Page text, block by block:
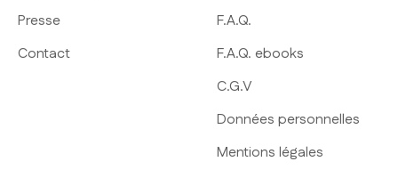
Presse
Contact
F.A.Q.
F.A.Q. ebooks
C.G.V
Données personnelles
Mentions légales